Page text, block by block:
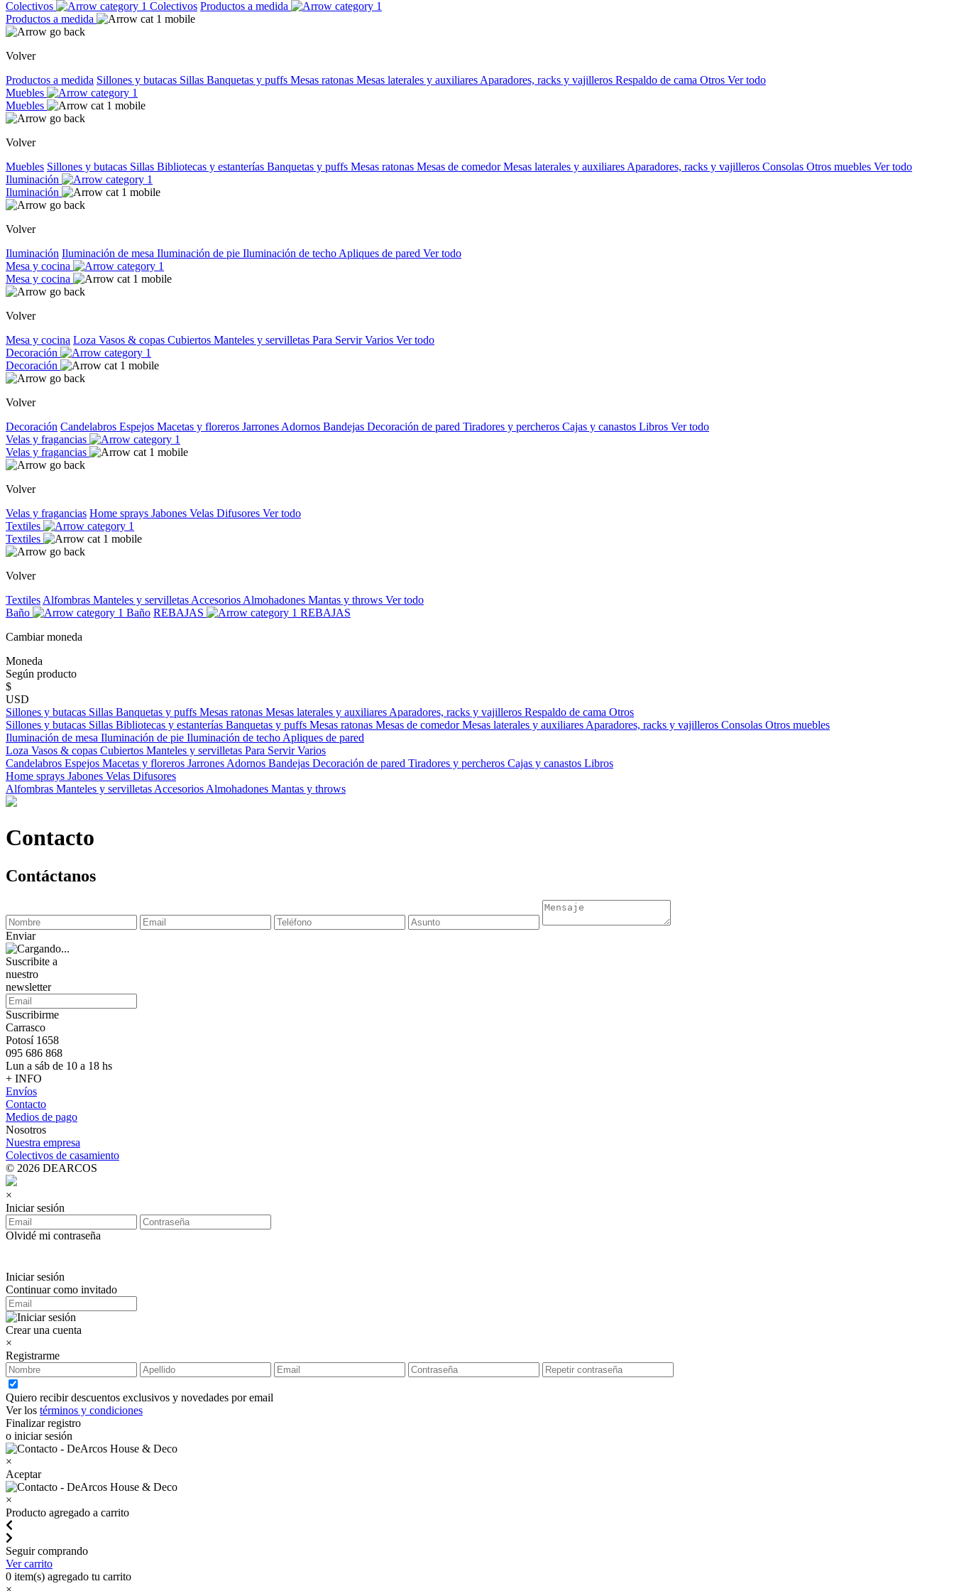
Colectivos Colectivos Productos a medida
Productos a medida
Volver
Productos a medida Sillones y butacas Sillas Banquetas y puffs Mesas ratonas Mesas laterales y auxiliares Aparadores, racks y vajilleros Respaldo de cama Otros Ver todo
Muebles
Muebles
Volver
Muebles Sillones y butacas Sillas Bibliotecas y estanterías Banquetas y puffs Mesas ratonas Mesas de comedorMesas laterales y auxiliares Aparadores, racks y vajilleros Consolas Otros muebles Ver todo
Iluminación
Iluminación
Volver
Iluminación Iluminación de mesa Iluminación de pie Iluminación de techo Apliques de pared Ver todo
Mesa y cocina
Mesa y cocina
Volver
Mesa y cocina Loza Vasos & copas Cubiertos Manteles y servilletas Para ServirVarios Ver todo
Decoración
Decoración
Volver
Decoración Candelabros Espejos Macetas y floreros Jarrones Adornos Bandejas Decoración de pared Tiradores y percheros Cajas y canastos Libros Ver todo
Velas y fragancias
Velas y fragancias
Volver
Velas y fragancias Home sprays Jabones Velas Difusores Ver todo
Textiles
Textiles
Volver
Textiles Alfombras Manteles y servilletas Accesorios Almohadones Mantas y throws Ver todo
Baño
Baño REBAJAS
REBAJAS
Cambiar moneda
Moneda
Según producto
$
USD
Sillones y butacas Sillas Banquetas y puffs Mesas ratonas Mesas laterales y auxiliares Aparadores, racks y vajilleros Respaldo de cama Otros
Sillones y butacas Sillas Bibliotecas y estanterías Banquetas y puffs Mesas ratonas Mesas de comedorMesas laterales y auxiliares Aparadores, racks y vajilleros Consolas Otros muebles
Iluminación de mesa Iluminación de pie Iluminación de techo Apliques de pared
Loza Vasos & copas Cubiertos Manteles y servilletas Para ServirVarios
Candelabros Espejos Macetas y floreros Jarrones Adornos Bandejas Decoración de pared Tiradores y percheros Cajas y canastos Libros
Home sprays Jabones Velas Difusores
Alfombras Manteles y servilletas Accesorios Almohadones Mantas y throws
Contacto
Contáctanos
Enviar
Suscribite a
nuestro
newsletter
Suscribirme
Carrasco
Potosí 1658
095 686 868
Lun a sáb de 10 a 18 hs
+ INFO
Envíos
Contacto
Medios de pago
Nosotros
Nuestra empresa
Colectivos de casamiento
© 2026 DEARCOS
×
Iniciar sesión
Olvidé mi contraseña
Iniciar sesión
Continuar como invitado
Crear una cuenta
×
Registrarme
Quiero recibir descuentos exclusivos y novedades por email
Ver los términos y condiciones
Finalizar registro
o iniciar sesión
×
Aceptar
×
Producto agregado a carrito
Seguir comprando
Ver carrito
0 item(s) agregado tu carrito